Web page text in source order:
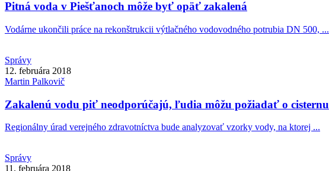
Pitná voda v Piešťanoch môže byť opäť zakalená
Vodárne ukončili práce na rekonštrukcii výtlačného vodovodného potrubia DN 500, ...
Správy
12. februára 2018
Martin Palkovič
Zakalenú vodu piť neodporúčajú, ľudia môžu požiadať o cisternu
Regionálny úrad verejného zdravotníctva bude analyzovať vzorky vody, na ktorej ...
Správy
11. februára 2018